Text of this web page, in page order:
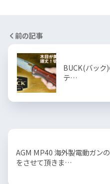
前の記事
BUCK(バッ
テ…
AGM MP40 海外製電動ガン
をさせて頂きま…